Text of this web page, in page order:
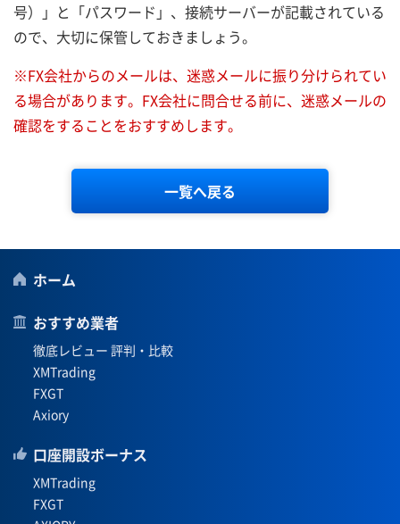
号）」と「パスワード」、接続サーバーが記載されている
ので、大切に保管しておきましょう。
※FX会社からのメールは、迷惑メールに振り分けられてい
る場合があります。FX会社に問合せる前に、迷惑メールの
確認をすることをおすすめします。
一覧へ戻る
ホーム
おすすめ業者
徹底レビュー 評判・比較
XMTrading
FXGT
Axiory
口座開設ボーナス
XMTrading
FXGT